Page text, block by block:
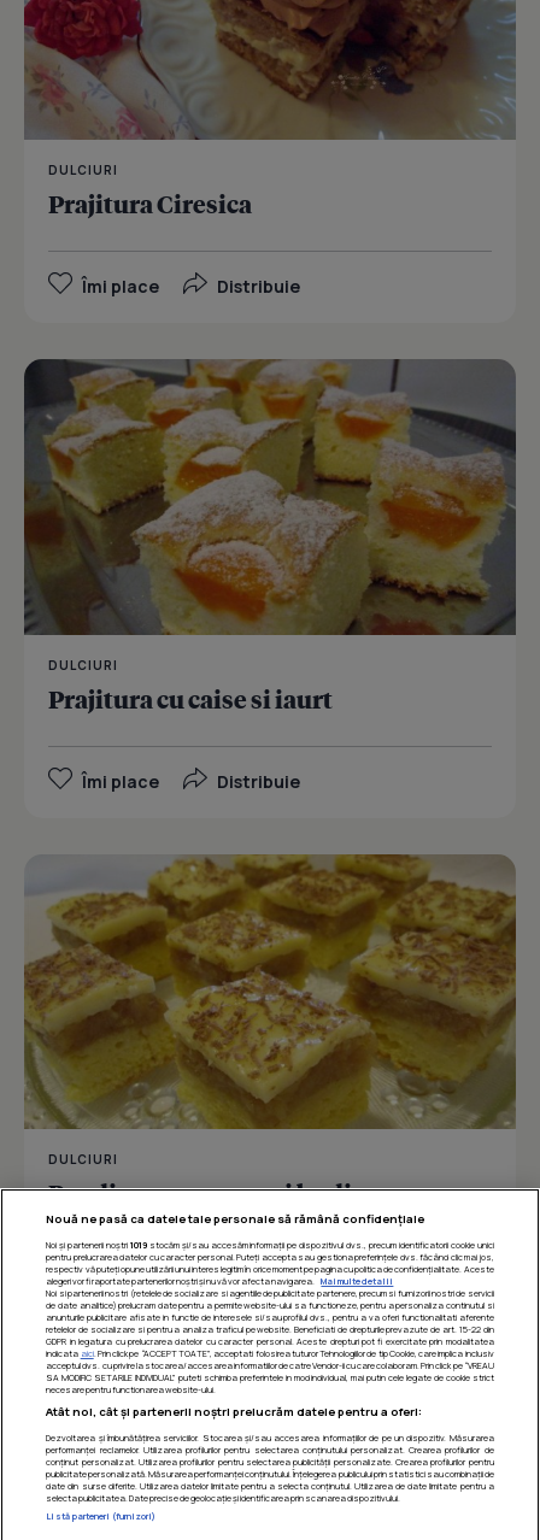
DULCIURI
Prajitura Ciresica
Îmi place Distribuie
DULCIURI
Prajitura cu caise si iaurt
Îmi place Distribuie
DULCIURI
Pandispan cu mere si budinca
Îmi place Distribuie
Nouă ne pasă ca datele tale personale să rămână confidențiale
Noi și partenerii noștri 1019stocăm și/sau accesăm informații pe dispozitivul dvs., precum identificatorii cookie unici
pentru prelucrarea datelor cu caracter personal. Puteți accepta sau gestiona preferințele dvs. făcând clic mai jos,
respectiv vă puteți opune utilizării unui interes legitim în orice moment pe pagina cu politica de confidențialitate. Aceste
alegeri vor fi raportate partenerilor noștri și nu vă vor afecta navigarea.
Mai multe detalii
Noi si partenerii nostri (retelele de socializare si agentiile de publicitate partenere, precum si furnizorii nostri de servicii
de date analitice) prelucram date pentru a permite website-ului sa functioneze, pentru a personaliza continutul si
anunturile publicitare afisate in functie de interesele si/sau profilul dvs., pentru a va oferi functionalitati aferente
retelelor de socializare si pentru a analiza traficul pe website. Beneficiati de drepturile prevazute de art. 15-22 din
GDPR in legatura cu prelucrarea datelor cu caracter personal. Aceste drepturi pot fi exercitate prin modalitatea
indicata aici. Prin click pe “ACCEPT TOATE”, acceptati folosirea tuturor Tehnologiilor de tip Cookie, care implica inclusiv
acceptul dvs. cu privire la stocarea/accesarea informatiilor de catre Vendor-ii cu care colaboram. Prin click pe “VREAU
SA MODIFIC SETARILE INDIVIDUAL” puteti schimba preferintele in mod individual, mai putin cele legate de cookie strict
necesare pentru functionarea website-ului.
Atât noi, cât și partenerii noștri prelucrăm datele pentru a oferi:
Dezvoltarea și îmbunătățirea serviciilor. Stocarea și/sau accesarea informațiilor de pe un dispozitiv. Măsurarea
performanței reclamelor. Utilizarea profilurilor pentru selectarea conținutului personalizat. Crearea profilurilor de
conținut personalizat. Utilizarea profilurilor pentru selectarea publicității personalizate. Crearea profilurilor pentru
publicitate personalizată. Măsurarea performanței conținutului. Înțelegerea publicului prin statistici sau combinații de
date din surse diferite. Utilizarea datelor limitate pentru a selecta conținutul. Utilizarea de date limitate pentru a
selecta publicitatea. Date precise de geolocație și identificarea prin scanarea dispozitivului.
Listă parteneri (furnizori)